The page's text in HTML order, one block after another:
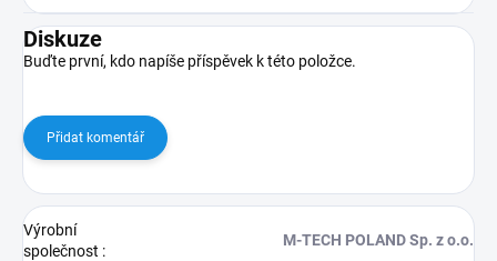
Diskuze
Buďte první, kdo napíše příspěvek k této položce.
Přidat komentář
Výrobní
společnost :
M-TECH POLAND Sp. z o.o.